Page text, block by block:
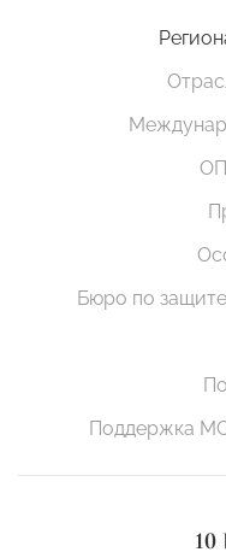
Бюро по
Поддержка
10